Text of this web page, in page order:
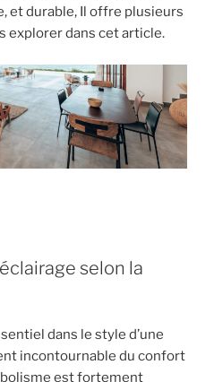
et durable, Il offre plusieurs
explorer dans cet article.
selon la
dans le style d’une
incontournable du confort
est fortement